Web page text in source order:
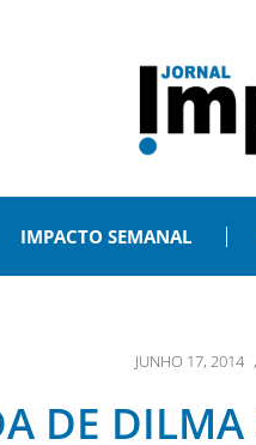
IMPACTO SEMANAL
JUNHO 17, 2014 ,
DE DILMA